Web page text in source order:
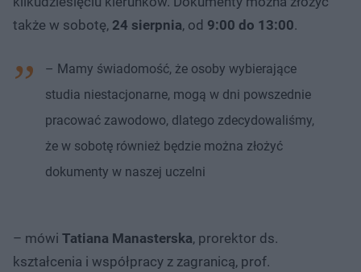
także w sobotę, 24 sierpnia, od 9:00 do 13:00.
– Mamy świadomość, że osoby wybierające
studia niestacjonarne, mogą w dni powszednie
pracować zawodowo, dlatego zdecydowaliśmy,
że w sobotę również będzie można złożyć
dokumenty w naszej uczelni
– mówi Tatiana Manasterska, prorektor ds.
kształcenia i współpracy z zagranicą, prof.